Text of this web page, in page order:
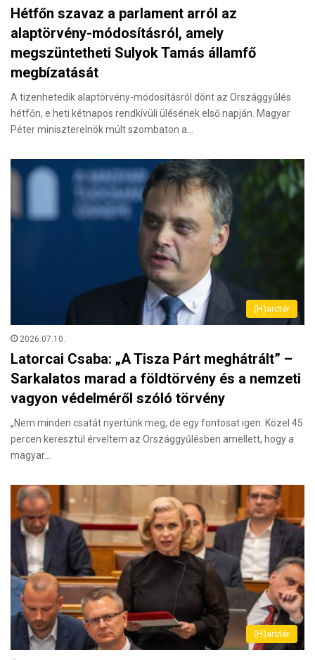
Hétfőn szavaz a parlament arról az
alaptörvény-módosításról, amely
megszüntetheti Sulyok Tamás államfő
megbízatását
A tizenhetedik alaptörvény-módosításról dönt az Országgyűlés
hétfőn, e heti kétnapos rendkívüli ülésének első napján. Magyar
Péter miniszterelnök múlt szombaton a…
(H)arctér
2026.07.10.
Latorcai Csaba: „A Tisza Párt meghátrált” –
Sarkalatos marad a földtörvény és a nemzeti
vagyon védelméről szóló törvény
„Nem minden csatát nyertünk meg, de egy fontosat igen. Közel 45
percen keresztül érveltem az Országgyűlésben amellett, hogy a
magyar…
(H)arctér